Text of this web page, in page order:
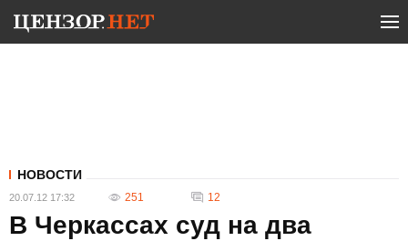
НОВОСТИ
20.07.12 17:32 251 12
В Черкассах суд на два